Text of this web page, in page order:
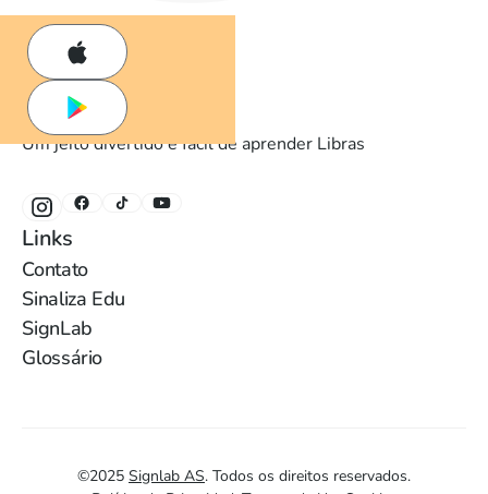
Um jeito divertido e fácil de aprender Libras
Links
Contato
Sinaliza Edu
SignLab
Glossário
©2025 Signlab AS. Todos os direitos reservados.